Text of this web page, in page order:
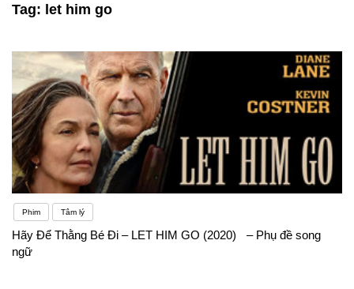
Tag: let him go
Phim Tâm lý
Hãy Để Thằng Bé Đi – LET HIM GO (2020) – Phụ đề song
ngữ